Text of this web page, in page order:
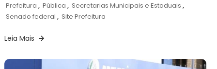
Prefeitura , Pública , Secretarias Municipais e Estaduais ,
Senado federal , Site Prefeitura
Leia Mais